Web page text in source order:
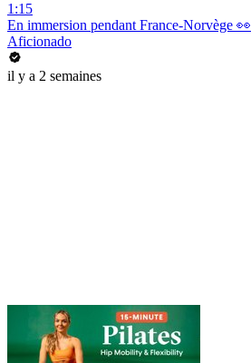
1:15
En immersion pendant France-Norvège 👀
Aficionado
il y a 2 semaines